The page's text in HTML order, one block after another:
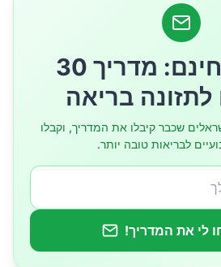
לשתות אלכוהול בזמן
לשתות קפה בזמן ההריון?
🎁 קבלו חינם: מדריך 30
לתזונה בריאה
ל-46,000 ישראלים שכבר קיבלו את המדריך, וקבלו
לבריאות טובה יותר.
לי את המדריך!